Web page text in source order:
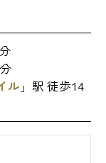
ル 」駅 徒歩14